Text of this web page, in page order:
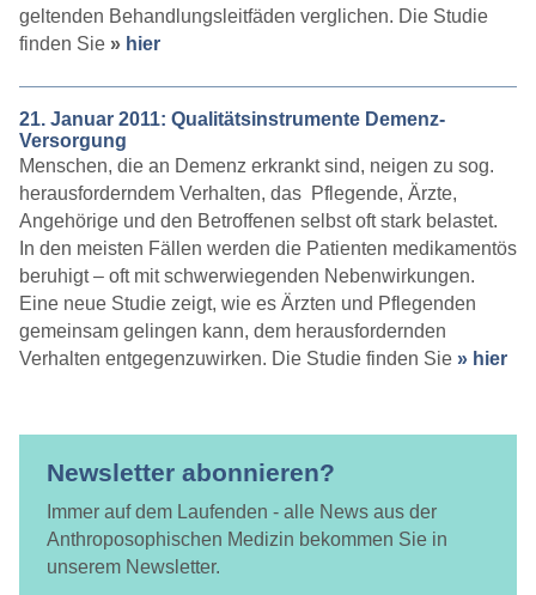
geltenden Behandlungsleitfäden verglichen. Die Studie
finden Sie » hier
21. Januar 2011: Qualitätsinstrumente Demenz-
Versorgung
Menschen, die an Demenz erkrankt sind, neigen zu sog.
herausforderndem Verhalten, das Pflegende, Ärzte,
Angehörige und den Betroffenen selbst oft stark belastet.
In den meisten Fällen werden die Patienten medikamentös
beruhigt – oft mit schwerwiegenden Nebenwirkungen.
Eine neue Studie zeigt, wie es Ärzten und Pflegenden
gemeinsam gelingen kann, dem herausfordernden
Verhalten entgegenzuwirken. Die Studie finden Sie » hier
Newsletter abonnieren?
Immer auf dem Laufenden - alle News aus der
Anthroposophischen Medizin bekommen Sie in
unserem Newsletter.